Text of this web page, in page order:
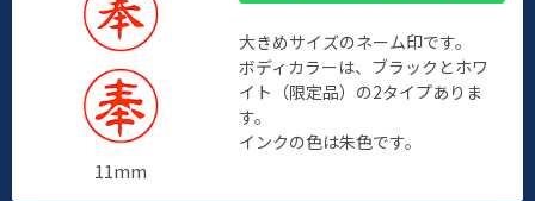
11mm
大きめサイズのネーム印です。
ボディカラーは、ブラックとホワ
イト（限定品）の2タイプありま
す。
インクの色は朱色です。